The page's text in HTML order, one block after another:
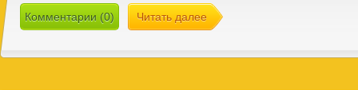
Комментарии (0) Читать далее